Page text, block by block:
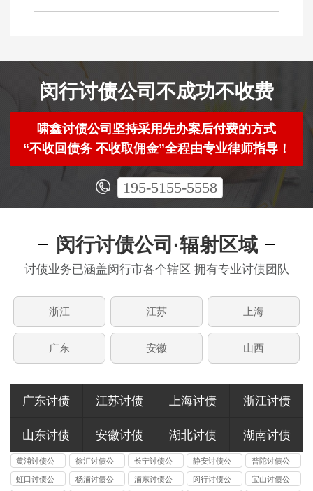
闵行讨债公司不成功不收费
啸鑫讨债公司坚持采用先办案后付费的方式
“不收回债务 不收取佣金”全程由专业律师指导！
195-5155-5558
闵行讨债公司·辐射区域
讨债业务已涵盖闵行市各个辖区 拥有专业讨债团队
浙江 江苏 上海
广东 安徽 山西
广东讨债 江苏讨债 上海讨债 浙江讨债
山东讨债 安徽讨债 湖北讨债 湖南讨债
黄浦讨债公
司
徐汇讨债公
司
长宁讨债公
司
静安讨债公
司
普陀讨债公
司
虹口讨债公
杨浦讨债公
浦东讨债公
闵行讨债公
宝山讨债公